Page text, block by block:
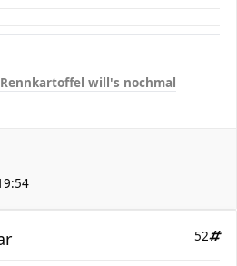
will's nochmal
52